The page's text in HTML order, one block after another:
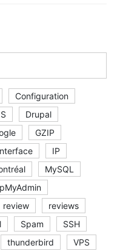
Configuration
Drupal
GZIP
IP
MySQL
review
reviews
Spam
SSH
thunderbird
VPS